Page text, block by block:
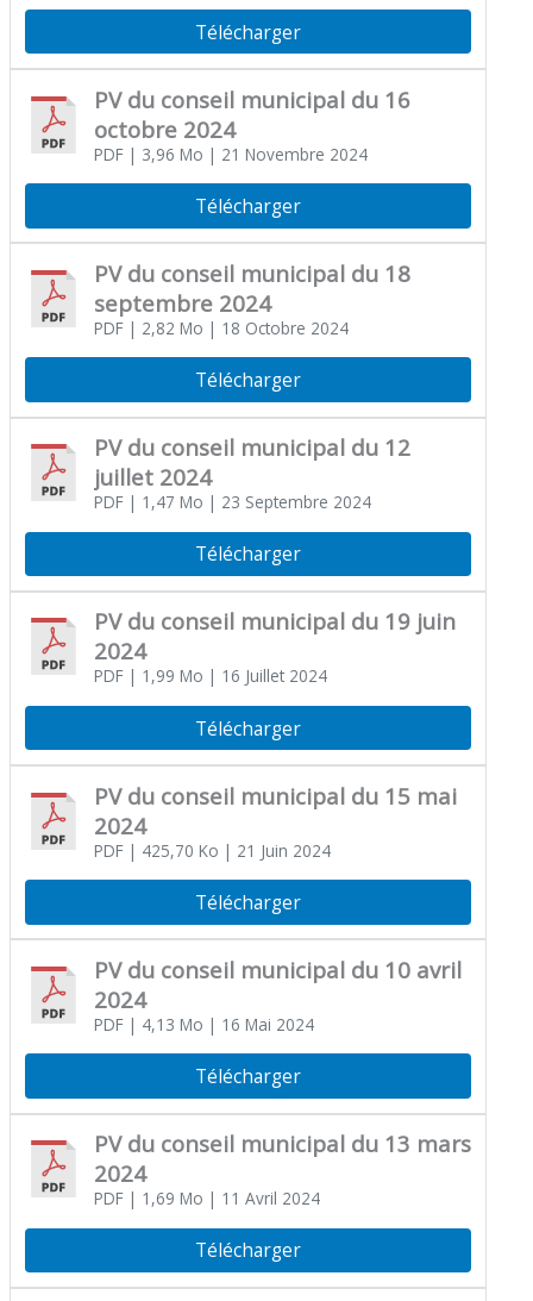
Télécharger
PV du conseil municipal du 16
octobre 2024
PDF| 3,96 Mo | 21 Novembre 2024
Télécharger
PV du conseil municipal du 18
septembre 2024
PDF| 2,82 Mo | 18 Octobre 2024
Télécharger
PV du conseil municipal du 12
juillet 2024
PDF| 1,47 Mo | 23 Septembre 2024
Télécharger
PV du conseil municipal du 19 juin
2024
PDF| 1,99 Mo | 16 Juillet 2024
Télécharger
PV du conseil municipal du 15 mai
2024
PDF| 425,70 Ko | 21 Juin 2024
Télécharger
PV du conseil municipal du 10 avril
2024
PDF| 4,13 Mo | 16 Mai 2024
Télécharger
PV du conseil municipal du 13 mars
2024
PDF| 1,69 Mo | 11 Avril 2024
Télécharger